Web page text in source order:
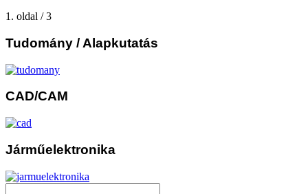
1. oldal / 3
Tudomány / Alapkutatás
CAD/CAM
Járműelektronika